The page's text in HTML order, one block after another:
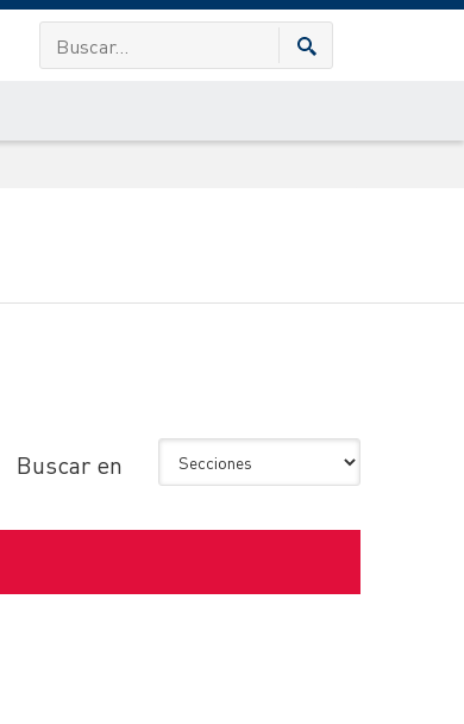
Buscar en